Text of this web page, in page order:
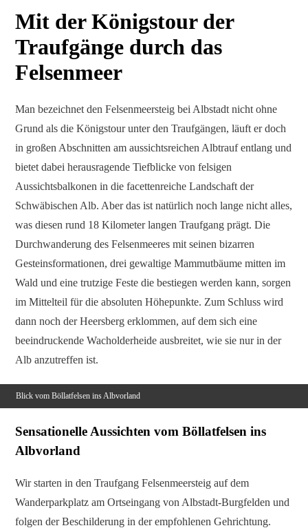
Mit der Königstour der
Traufgänge durch das
Felsenmeer
Man bezeichnet den Felsenmeersteig bei Albstadt nicht ohne
Grund als die Königstour unter den Traufgängen, läuft er doch
in großen Abschnitten am aussichtsreichen Albtrauf entlang und
bietet dabei herausragende Tiefblicke von felsigen
Aussichtsbalkonen in die facettenreiche Landschaft der
Schwäbischen Alb. Aber das ist natürlich noch lange nicht alles,
was diesen rund 18 Kilometer langen Traufgang prägt. Die
Durchwanderung des Felsenmeeres mit seinen bizarren
Gesteinsformationen, drei gewaltige Mammutbäume mitten im
Wald und eine trutzige Feste die bestiegen werden kann, sorgen
im Mittelteil für die absoluten Höhepunkte. Zum Schluss wird
dann noch der Heersberg erklommen, auf dem sich eine
beeindruckende Wacholderheide ausbreitet, wie sie nur in der
Alb anzutreffen ist.
Blick vom Böllatfelsen ins Albvorland
Sensationelle Aussichten vom Böllatfelsen ins
Albvorland
Wir starten in den Traufgang Felsenmeersteig auf dem
Wanderparkplatz am Ortseingang von Albstadt-Burgfelden und
folgen der Beschilderung in der empfohlenen Gehrichtung.